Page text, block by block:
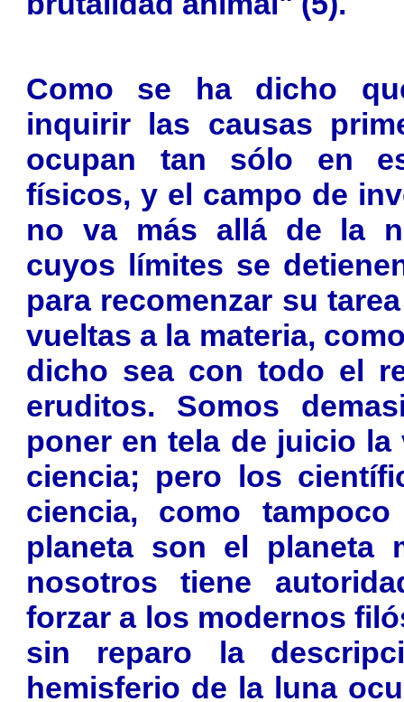
Como se ha dicho
inquirir las causas
ocupan tan sólo en
físicos, y el campo de
no va más allá de la
cuyos límites se
para recomenzar su
vueltas a la materia,
dicho sea con todo el
eruditos. Somos
poner en tela de juicio
ciencia; pero los
ciencia, como
planeta son el planeta
nosotros tiene
forzar a los modernos
sin reparo la
hemisferio de la luna